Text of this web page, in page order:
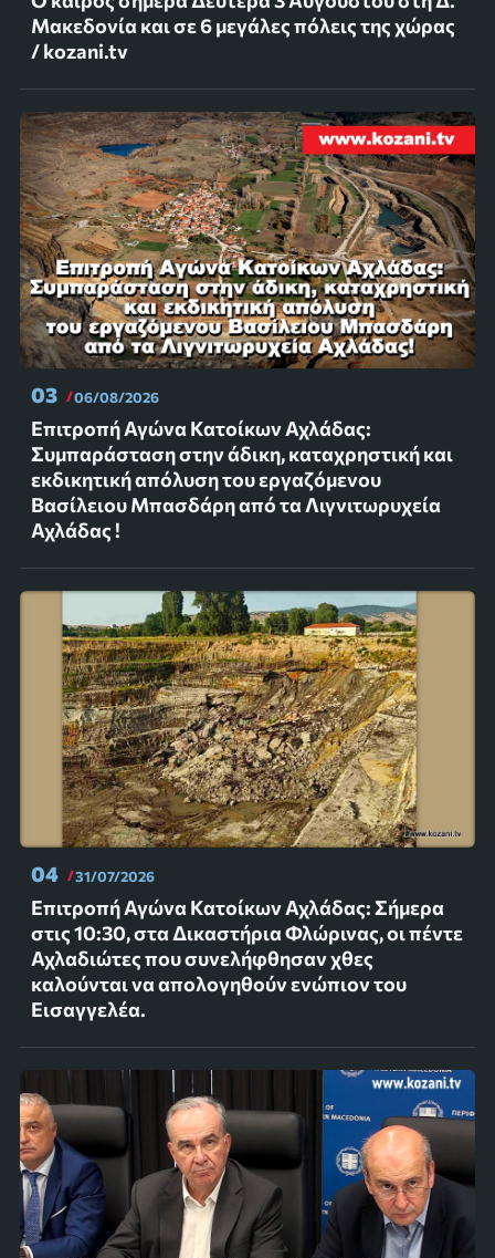
Μακεδονία και σε 6 μεγάλες πόλεις της χώρας
/ kozani.tv
03 06/08/2026
Επιτροπή Αγώνα Κατοίκων Αχλάδας:
Συμπαράσταση στην άδικη, καταχρηστική και
εκδικητική απόλυση του εργαζόμενου
Βασίλειου Μπασδάρη από τα Λιγνιτωρυχεία
Αχλάδας !
04 31/07/2026
Επιτροπή Αγώνα Κατοίκων Αχλάδας: Σήμερα
στις 10:30, στα Δικαστήρια Φλώρινας, οι πέντε
Αχλαδιώτες που συνελήφθησαν χθες
καλούνται να απολογηθούν ενώπιον του
Εισαγγελέα.